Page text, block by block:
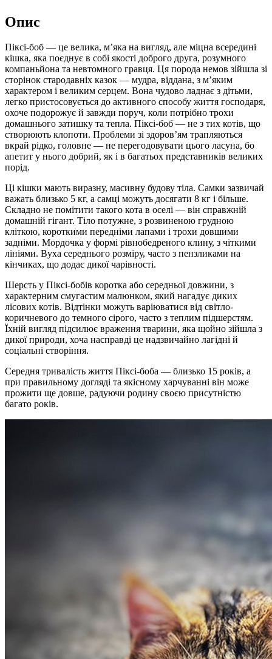
Опис
Піксі-боб — це велика, м’яка на вигляд, але міцна всередині
кішка, яка поєднує в собі якості доброго друга, розумного
компаньйона та невтомного гравця. Ця порода немов зійшла зі
сторінок стародавніх казок — мудра, віддана, з м’яким
характером і великим серцем. Вона чудово ладнає з дітьми,
легко пристосовується до активного способу життя господаря,
охоче подорожує й завжди поруч, коли потрібно трохи
домашнього затишку та тепла. Піксі-боб — не з тих котів, що
створюють клопоти. Проблеми зі здоров’ям трапляються
вкрай рідко, головне — не перегодовувати цього ласуна, бо
апетит у нього добрий, як і в багатьох представників великих
порід.
Ці кішки мають виразну, масивну будову тіла. Самки зазвичай
важать близько 5 кг, а самці можуть досягати 8 кг і більше.
Складно не помітити такого кота в оселі — він справжній
домашній гігант. Тіло потужне, з розвиненою грудною
кліткою, короткими передніми лапами і трохи довшими
задніми. Мордочка у формі рівнобедреного клину, з чіткими
лініями. Вуха середнього розміру, часто з пензликами на
кінчиках, що додає дикої чарівності.
Шерсть у Піксі-бобів коротка або середньої довжини, з
характерним смугастим малюнком, який нагадує диких
лісових котів. Відтінки можуть варіюватися від світло-
коричневого до темного сірого, часто з теплим підшерстям.
Їхній вигляд підсилює враження тварини, яка щойно зійшла з
дикої природи, хоча насправді це надзвичайно лагідні й
соціальні створіння.
Середня тривалість життя Піксі-боба — близько 15 років, а
при правильному догляді та якісному харчуванні він може
прожити ще довше, радуючи родину своєю присутністю
багато років.